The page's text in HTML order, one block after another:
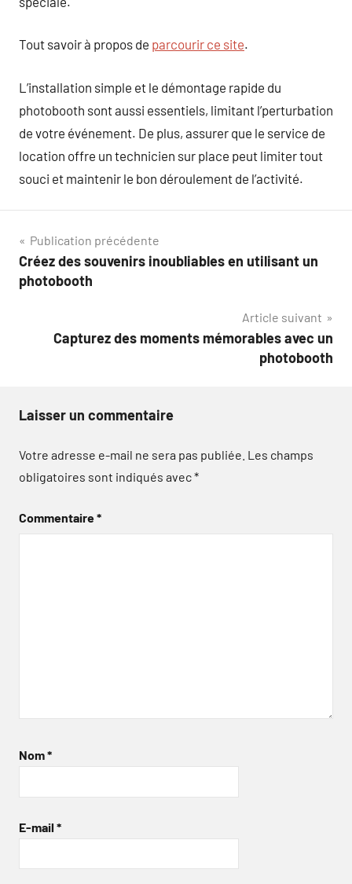
Tout savoir à propos de parcourir ce site.
L’installation simple et le démontage rapide du
photobooth sont aussi essentiels, limitant l’perturbation
de votre événement. De plus, assurer que le service de
location offre un technicien sur place peut limiter tout
souci et maintenir le bon déroulement de l’activité.
Navigation
de
Publication précédente
Créez des souvenirs inoubliables en utilisant un
photobooth
Article suivant
Capturez des moments mémorables avec un
photobooth
Laisser un commentaire
Votre adresse e-mail ne sera pas publiée. Les champs
obligatoires sont indiqués avec*
Commentaire*
Nom*
E-mail *